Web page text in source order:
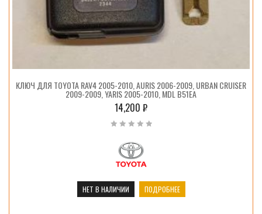
КЛЮЧ ДЛЯ TOYOTA RAV4 2005-2010, AURIS 2006-2009, URBAN CRUISER
2009-2009, YARIS 2005-2010, MDL B51EA
14,200 ₽
НЕТ В НАЛИЧИИ ПОДРОБНЕЕ